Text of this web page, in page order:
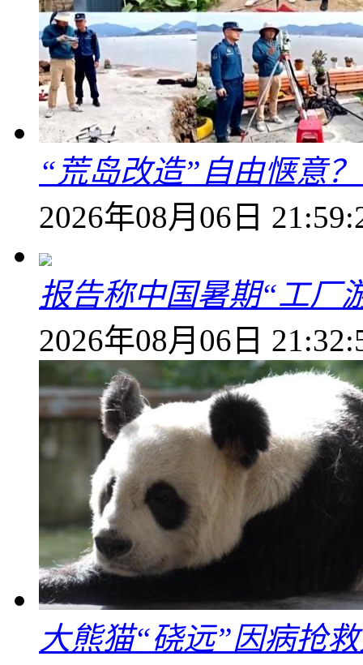
“荒岛改造”自由惬意
2026年08月06日
报告称中国暑期“工厂
2026年08月06日
大熊猫“硗远”因病抢